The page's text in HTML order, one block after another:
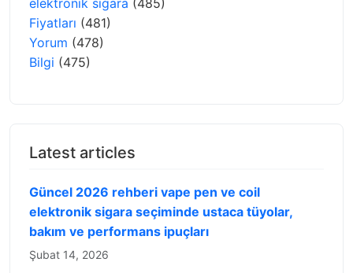
elektronik sigara (485)
Fiyatları (481)
Yorum (478)
Bilgi (475)
Latest articles
Güncel 2026 rehberi vape pen ve coil
elektronik sigara seçiminde ustaca tüyolar,
bakım ve performans ipuçları
Şubat 14, 2026